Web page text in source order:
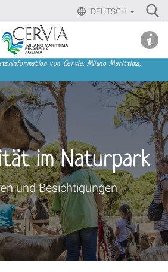
DEUTSCH
Sito
turistico
ufficiale
Cervia,
Milano
Marittima,
Pinarella,
Tagliata
von Cervia, Milano Marittima,
im Naturpark
und Besichtigungen